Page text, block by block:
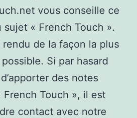
vous conseille ce
« French Touch ».
de la façon la plus
Si par hasard
des notes
Touch », il est
contact avec notre